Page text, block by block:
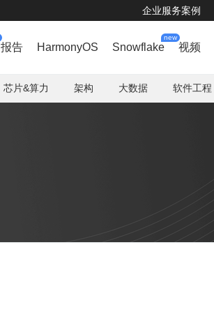
企业服务案例
报告 HarmonyOS Snowflake
new
视频
芯片&算力 架构 大数据 软件工程